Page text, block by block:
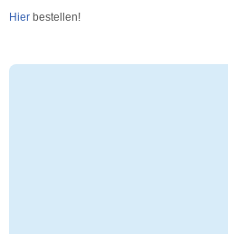
Hier bestellen!